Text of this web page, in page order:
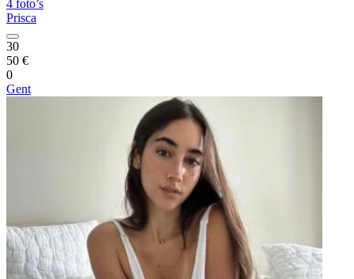
4 foto’s
Prisca
30
50 €
0
Gent